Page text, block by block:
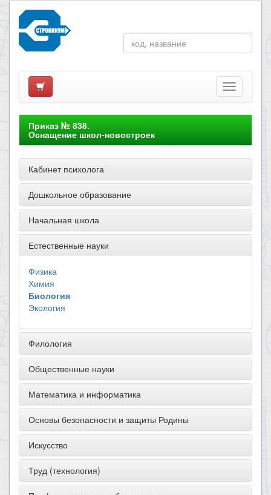
Приказ № 838.
Оснащение школ-новостроек
Кабинет психолога
Дошкольное образование
Начальная школа
Естественные науки
Физика
Химия
Биология
Экология
Филология
Общественные науки
Математика и информатика
Основы безопасности и защиты Родины
Искусство
Труд (технология)